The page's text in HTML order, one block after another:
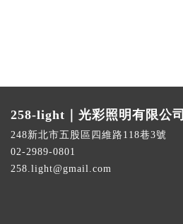
258-light｜光彩照明有限公司
248新北市五股區四維路118巷3號
02-2989-0801
258.light@gmail.com